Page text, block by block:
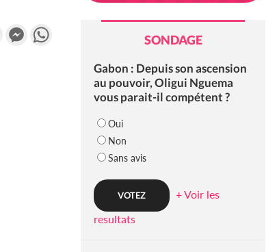
Gmail Messenger
SONDAGE
Gabon : Depuis son ascension
au pouvoir, Oligui Nguema
vous parait-il compétent ?
Oui
Non
Sans avis
+ Voir les
resultats